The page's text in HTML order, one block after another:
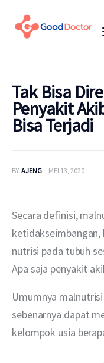
Untuk Bisnis
Berita
Layanan
Tak Bisa
Penyakit
Bisa Terjadi
BY AJENG MEI 13, 2020
Secara definisi,
ketidakseimbangan,
nutrisi pada tubuh
Apa saja penyakit
Umumnya
sebenarnya dapat
kelompok usia